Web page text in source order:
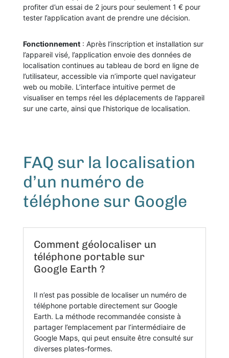
profiter d’un essai de 2 jours pour seulement 1 € pour
tester l’application avant de prendre une décision.
Fonctionnement: Après l’inscription et installation sur
l’appareil visé, l’application envoie des données de
localisation continues au tableau de bord en ligne de
l’utilisateur, accessible via n’importe quel navigateur
web ou mobile. L’interface intuitive permet de
visualiser en temps réel les déplacements de l’appareil
sur une carte, ainsi que l’historique de localisation.
FAQ sur la localisation
d’un numéro de
téléphone sur Google
Comment géolocaliser un
téléphone portable sur
Google Earth ?
Il n’est pas possible de localiser un numéro de
téléphone portable directement sur Google
Earth. La méthode recommandée consiste à
partager l’emplacement par l’intermédiaire de
Google Maps, qui peut ensuite être consulté sur
diverses plates-formes.